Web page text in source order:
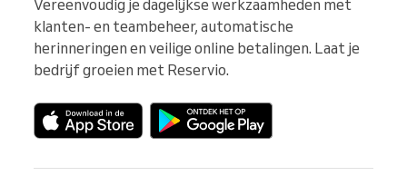
Vereenvoudig je dagelijkse werkzaamheden met
klanten- en teambeheer, automatische
herinneringen en veilige online betalingen. Laat je
bedrijf groeien met Reservio.